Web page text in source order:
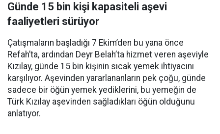
Günde 15 bin kişi kapasiteli aşevi
faaliyetleri sürüyor
Çatışmaların başladığı 7 Ekim’den bu yana önce
Refah’ta, ardından Deyr Belah’ta hizmet veren aşeviyle
Kızılay, günde 15 bin kişinin sıcak yemek ihtiyacını
karşılıyor. Aşevinden yararlananların pek çoğu, günde
sadece bir öğün yemek yediklerini, bu yemeğin de
Türk Kızılay aşevinden sağladıkları öğün olduğunu
anlatıyor.